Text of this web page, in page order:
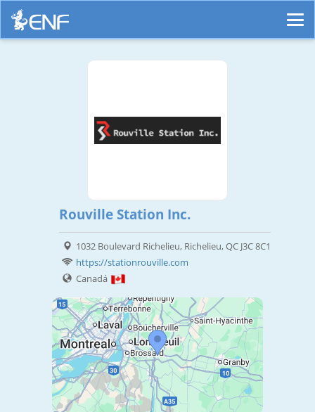
Rouville Station Inc.
1032 Boulevard Richelieu, Richelieu, QC J3C 8C1
https://stationrouville.com
Canadá